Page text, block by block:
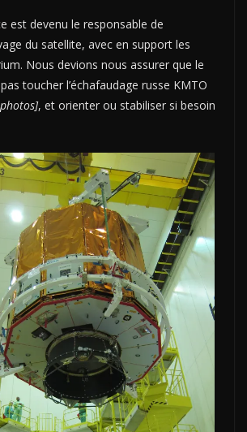
est devenu le responsable de
du satellite, avec en support les
Nous devions nous assurer que le
toucher l’échafaudage russe KMTO
, et orienter ou stabiliser si besoin